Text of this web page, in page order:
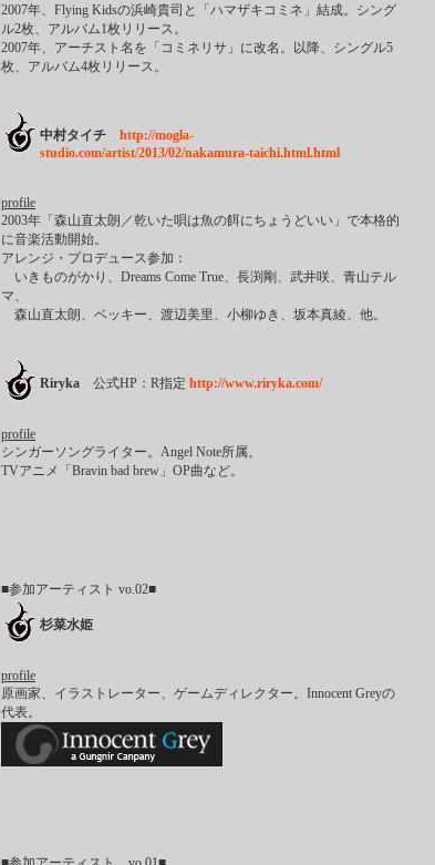
2007年、Flying Kidsの浜崎貴司と「ハマザキコミネ」結成。シング
ル2枚、アルバム1枚リリース。
2007年、アーチスト名を「コミネリサ」に改名。以降、シングル5
枚、アルバム4枚リリース。
中村タイチ
http://mogla-
studio.com/artist/2013/02/nakamura-taichi.html.html
profile
2003年「森山直太朗／乾いた唄は魚の餌にちょうどいい」で本格的
に音楽活動開始。
アレンジ・プロデュース参加：
いきものがかり、Dreams Come True、長渕剛、武井咲、青山テル
マ、
森山直太朗、ベッキー、渡辺美里、小柳ゆき、坂本真綾、他。
Riryka 公式HP：R指定 http://www.riryka.com/
profile
シンガーソングライター。Angel Note所属。
TVアニメ「Bravin bad brew」OP曲など。
■参加アーティスト vo.02■
杉菜水姫
profile
原画家、イラストレーター、ゲームディレクター。Innocent Greyの
代表。